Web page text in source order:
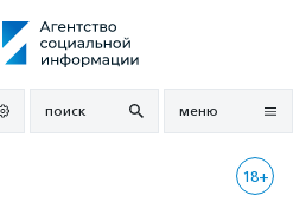
поиск меню
18+